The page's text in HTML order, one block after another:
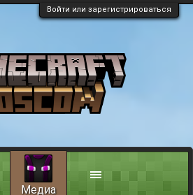
Войти или зарегистрироваться
Медиа